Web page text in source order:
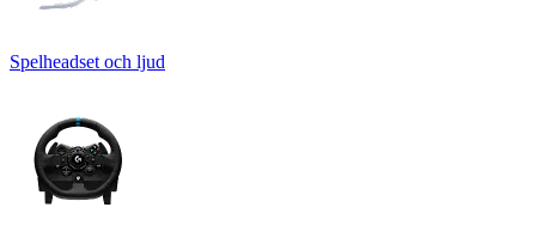
Spelheadset och ljud